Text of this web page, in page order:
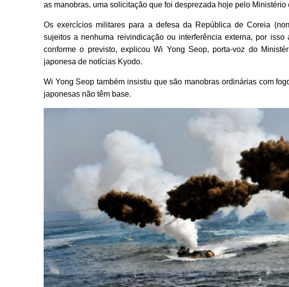
as manobras, uma solicitação que foi desprezada hoje pelo Ministério
Os exercícios militares para a defesa da República de Coreia
sujeitos a nenhuma reivindicação ou interferência externa, por
conforme o previsto, explicou Wi Yong Seop, porta-voz do
japonesa de notícias Kyodo.
Wi Yong Seop também insistiu que são manobras ordinárias com
japonesas não têm base.